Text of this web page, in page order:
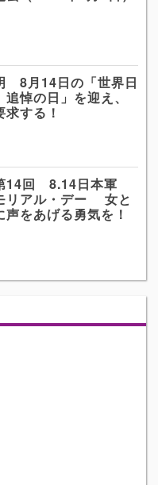
8月14日の「世界日
悼の日」を迎え、
する！
14回 8.14日本軍
リアル・デー 女と
をあげる勇気を！